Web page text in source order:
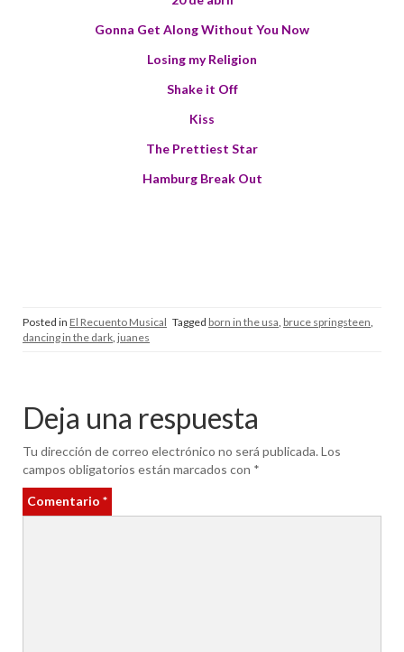
Gonna Get Along Without You Now
Losing my Religion
Shake it Off
Kiss
The Prettiest Star
Hamburg Break Out
Posted in El Recuento Musical Tagged born in the usa, bruce springsteen,
dancing in the dark, juanes
Deja una respuesta
Tu dirección de correo electrónico no será publicada.Los
campos obligatorios están marcados con *
Comentario *